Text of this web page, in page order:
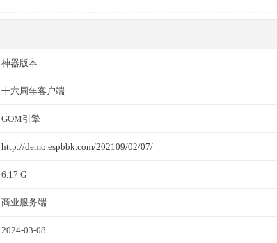
神器版本
十六周年客户端
GOM引擎
http://demo.espbbk.com/202109/02/07/
6.17 G
商业服务端
2024-03-08